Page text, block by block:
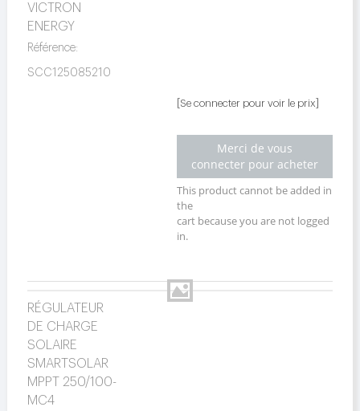
VICTRON
ENERGY
Référence:
SCC125085210
[Se connecter pour voir le prix]
Merci de vous
connecter pour acheter
This product cannot be added in
the
cart because you are not logged
in.
RÉGULATEUR
DE CHARGE
SOLAIRE
SMARTSOLAR
MPPT 250/100-
MC4